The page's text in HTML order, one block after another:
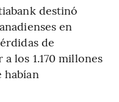
destinó
en
de
los 1.170 millones
habían